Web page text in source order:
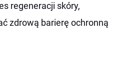
regeneracji skóry,
zdrową barierę ochronną